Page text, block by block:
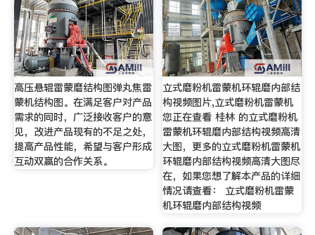
高压悬辊雷蒙磨结构图弹丸焦雷
蒙机结构图。在满足客户对产品
需求的同时，广泛接收客户的意
见，改进产品现有的不足之处，
提高产品性能，希望与客户形成
互动双赢的合作关系。
立式磨粉机雷蒙机环辊磨内部结
构视频图片,立式磨粉机雷蒙机
您正在查看 桂林 的立式磨粉机
雷蒙机环辊磨内部结构视频高清
大图，更多的立式磨粉机雷蒙机
环辊磨内部结构视频高清大图尽
在，如果您想了解本产品的详细
情况请查看： 立式磨粉机雷蒙
机环辊磨内部结构视频